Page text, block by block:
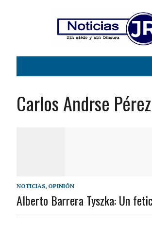
Carlos Andrse Pérez
NOTICIAS, OPINIÓN
Alberto Barrera Tyszka: Un